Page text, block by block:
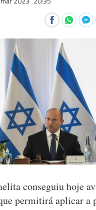
conseguiu hoje
permitirá aplicar a